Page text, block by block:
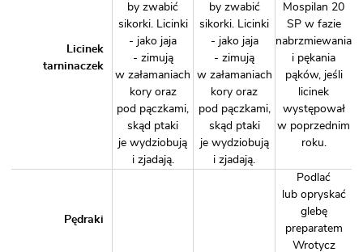
Licinek
tarninaczek
by zwabić
sikorki. Licinki
- jako jaja
- zimują
w załamaniach
kory oraz
pod pączkami,
skąd ptaki
je wydziobują
i zjadają.
by zwabić
sikorki. Licinki
- jako jaja
- zimują
w załamaniach
kory oraz
pod pączkami,
skąd ptaki
je wydziobują
i zjadają.
Mospilan 20
SPw fazie
nabrzmiewania
i pękania
pąków, jeśli
licinek
występował
w poprzednim
roku.
Pędraki
Podlać
lub opryskać
glebę
preparatem
Wrotycz